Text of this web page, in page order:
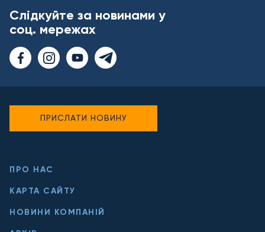
Слідкуйте за новинами у
соц. мережах
ПРО НАС
КАРТА САЙТУ
НОВИНИ КОМПАНІЙ
ПРИСЛАТИ НОВИНУ